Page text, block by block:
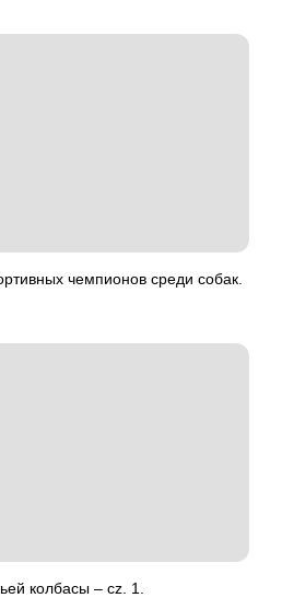
чемпионов среди собак.
колбасы – cz. 1.